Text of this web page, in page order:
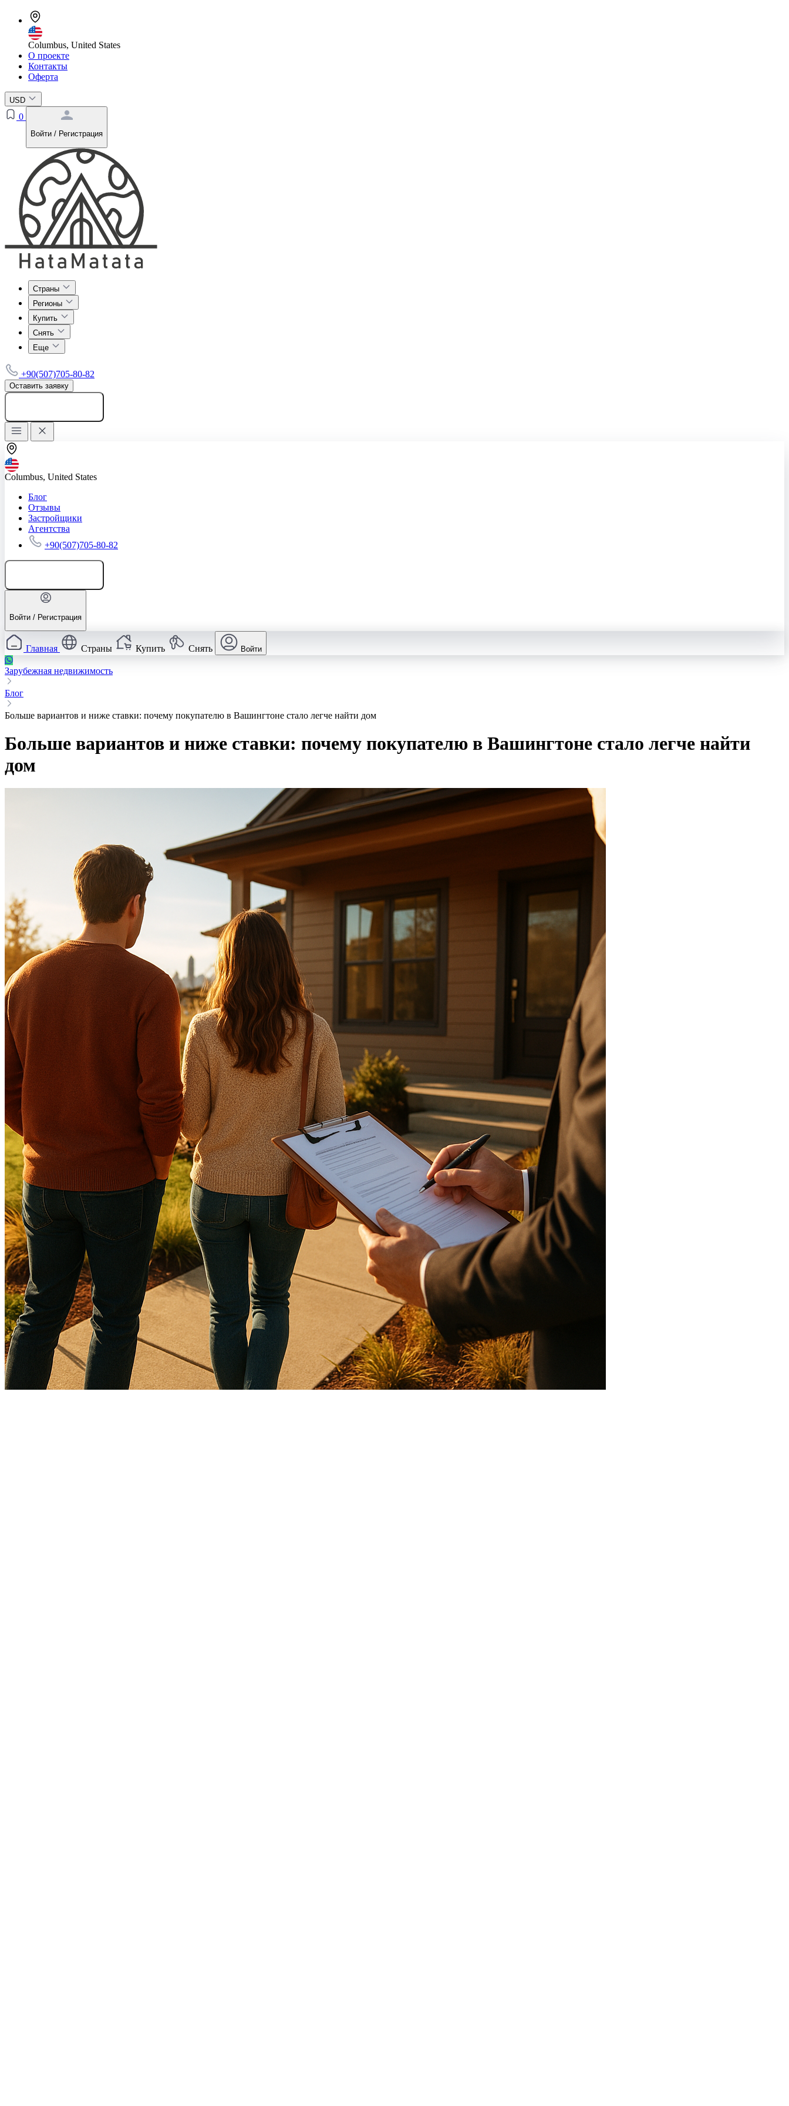
Columbus, United States
О проекте
Контакты
Оферта
USD
0
Войти / Регистрация
Страны
Регионы
Купить
Снять
Еще
+90(507)705-80-82
Оставить заявку
Columbus, United States
Блог
Отзывы
Застройщики
Агентства
+90(507)705-80-82
Войти / Регистрация
Главная Страны Купить Снять Войти
Зарубежная недвижимость
Блог
Больше вариантов и ниже ставки: почему покупателю в Вашингтоне стало легче найти дом
Больше вариантов и ниже ставки: почему покупателю в Вашингтоне стало легче найти
дом